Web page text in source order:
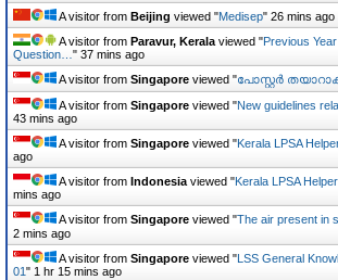
A visitor from Beijing viewed "Medisep" 26 mins ago
A visitor from Paravur, Kerala viewed "Previous
Question… " 37 mins ago
A visitor from Singapore viewed "പോസ്റ്റർ
A visitor from Singapore viewed "New guidelines
43 mins ago
A visitor from Singapore viewed "Kerala LPSA
ago
A visitor from Indonesia viewed "Kerala LPSA
mins ago
A visitor from Singapore viewed "The air present in
2 mins ago
A visitor from Singapore viewed " LSS General
01 " 1 hr 15 mins ago